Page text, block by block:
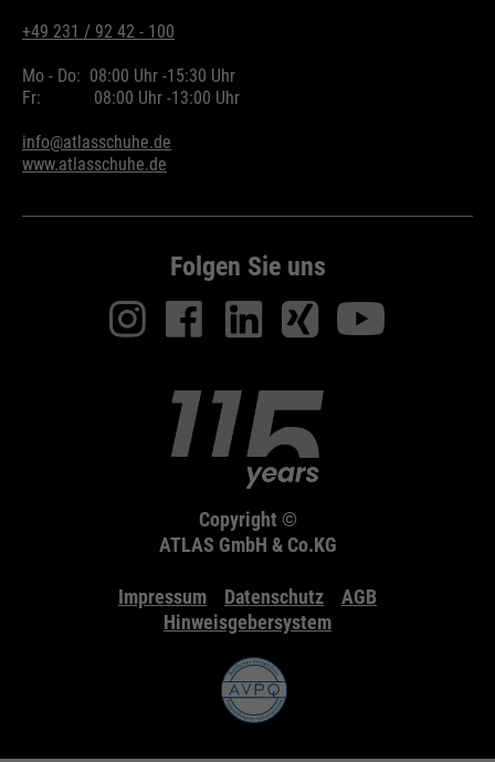
+49 231 / 92 42 - 100
Mo - Do: 08:00 Uhr -15:30 Uhr
Fr:
08:00 Uhr -13:00 Uhr
info@atlasschuhe.de
www.atlasschuhe.de
Folgen Sie uns
Copyright ©
ATLAS GmbH & Co.KG
Impressum Datenschutz
AGB
Hinweisgebersystem